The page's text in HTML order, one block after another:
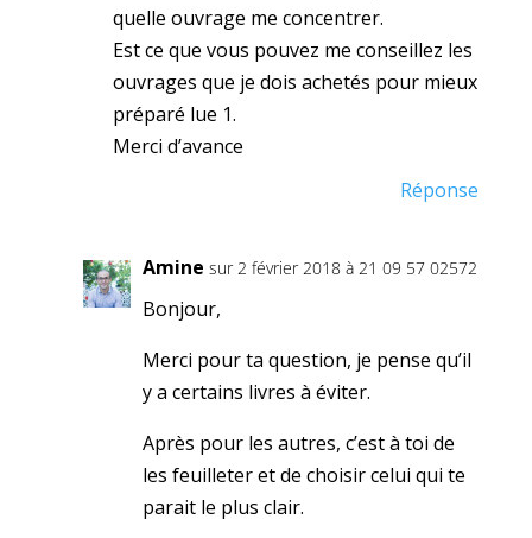
quelle ouvrage me concentrer.
Est ce que vous pouvez me conseillez les
ouvrages que je dois achetés pour mieux
préparé lue 1.
Merci d’avance
Réponse
Amine sur 2 février 2018 à 21 09 57 02572
Bonjour,
Merci pour ta question, je pense qu’il
y a certains livres à éviter.
Après pour les autres, c’est à toi de
les feuilleter et de choisir celui qui te
parait le plus clair.